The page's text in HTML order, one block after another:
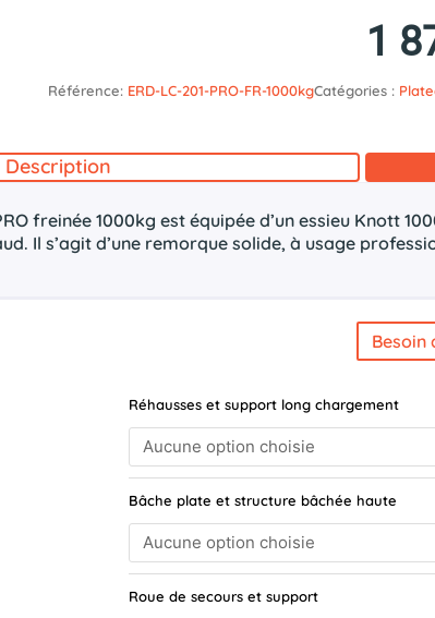
1
Référence: ERD-LC-201-PRO-FR-1000kgCatégories :
Description
freinée 1000kg est équipée d’un essieu Knott
Il s’agit d’une remorque solide, à usage
Besoin
Réhausses et support long chargement
Bâche plate et structure bâchée haute
Roue de secours et support
de
ERDE
LC
201
PRO
FREINEE
201x135
1000kg